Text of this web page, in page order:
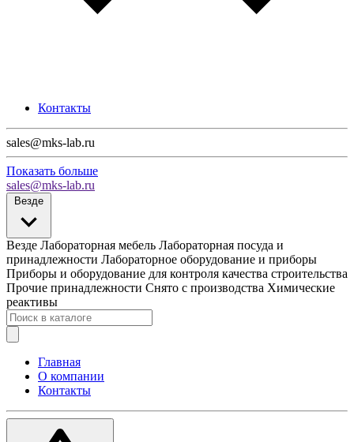
Контакты
sales@mks-lab.ru
Показать больше
sales@mks-lab.ru
Везде
Везде Лабораторная мебель Лабораторная посуда и
принадлежности Лабораторное оборудование и приборы
Приборы и оборудование для контроля качества строительства
Прочие принадлежности Снято с производства Химические
реактивы
Главная
О компании
Контакты